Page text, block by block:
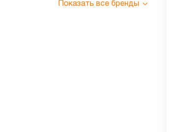
Показать все бренды